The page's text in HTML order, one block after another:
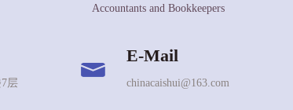
Accountants and Bookkeepers
层
E-Mail
chinacaishui@163.com